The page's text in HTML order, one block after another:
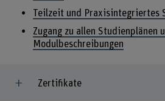
Teilzeit und Praxisintegriertes
Zugang zu allen Studienplänen
Modulbeschreibungen
Zertifikate